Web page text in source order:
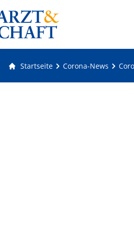
Startseite Corona-News